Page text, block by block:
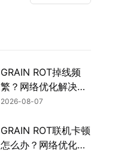
GRAIN ROT掉线频
繁？网络优化解决指
南！
2026-08-07
GRAIN ROT联机卡顿
怎么办？网络优化解